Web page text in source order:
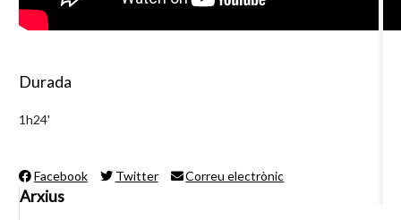
Durada
1h24'
Facebook Twitter Correu electrònic
Arxius